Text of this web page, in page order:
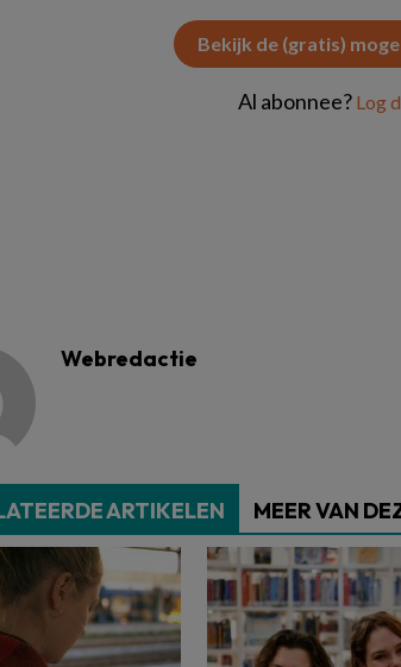
Bekijk de (gratis)
Al abonnee? Log
Webredactie
ARTIKELEN MEER VAN